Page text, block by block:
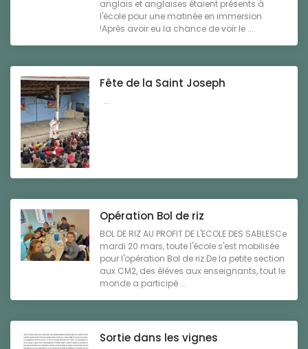
anglais et anglaises étaient présents à
l'école pour une matinée en immersion
!Après avoir eu la chance de voir le ...
Fête de la Saint Joseph
...
Opération Bol de riz
BOL DE RIZ AU PROFIT DE L'ECOLE DES SABLESCe
mardi 20 mars, toute l'école s'est mobilisée
pour l'opération Bol de riz.De la petite section
aux CM2, des élèves aux enseignants, tout le
monde a participé ...
Sortie dans les vignes